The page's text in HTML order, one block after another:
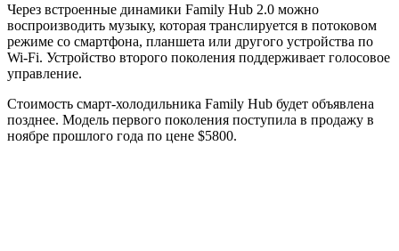
Через встроенные динамики Family Hub 2.0 можно
воспроизводить музыку, которая транслируется в потоковом
режиме со смартфона, планшета или другого устройства по
Wi-Fi. Устройство второго поколения поддерживает голосовое
управление.
Стоимость смарт-холодильника Family Hub будет объявлена
позднее. Модель первого поколения поступила в продажу в
ноябре прошлого года по цене $5800.